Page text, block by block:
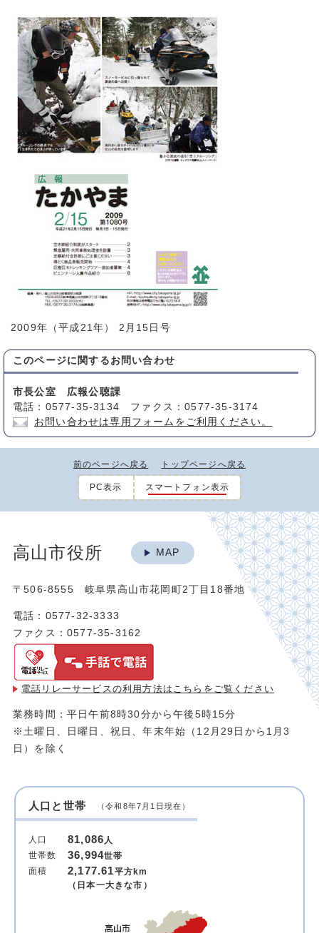
2009年（平成21年） 2月15日号
このページに関する お問い合わせ
市長公室 広報公聴課
電話：0577-35-3134 ファクス：0577-35-3174
お問い合わせは専用フォームをご利用ください。
前のページへ戻る トップページへ戻る
PC表示 スマートフォン表示
高山市役所 MAP
〒506-8555 岐阜県高山市花岡町2丁目18番地
電話：0577-32-3333
ファクス：0577-35-3162
電話リレーサービスの利用方法は こちらをご覧ください
業務時間：平日午前8時30分から午後5時15分
※土曜日、日曜日、祝日、年末年始（12月29日から1月3
日）を除く
人口と世帯 （令和8年7月1日現在）
人口 81,086人
世帯数
36,994世帯
面積
2,177.61平方km
（日本一大きな市）